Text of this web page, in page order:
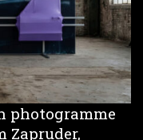
photogramme
Zapruder,